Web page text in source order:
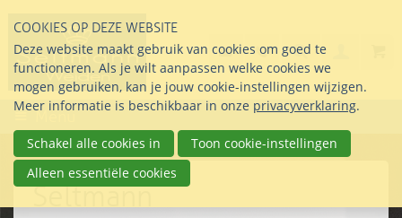
links
over
Direct
naar
inhoud
Direct
naar
het
info@seltmann-
Stel uw vraag
085 76 07 000
Search
Menu
Seltmann
COOKIES OP DEZE WEBSITE
Deze website maakt gebruik van cookies om goed te
functioneren. Als je wilt aanpassen welke cookies we
mogen gebruiken, kan je jouw cookie-instellingen wijzigen.
Meer informatie is beschikbaar in onze privacyverklaring.
Schakel alle cookies in
Toon cookie-instellingen
Alleen essentiële cookies